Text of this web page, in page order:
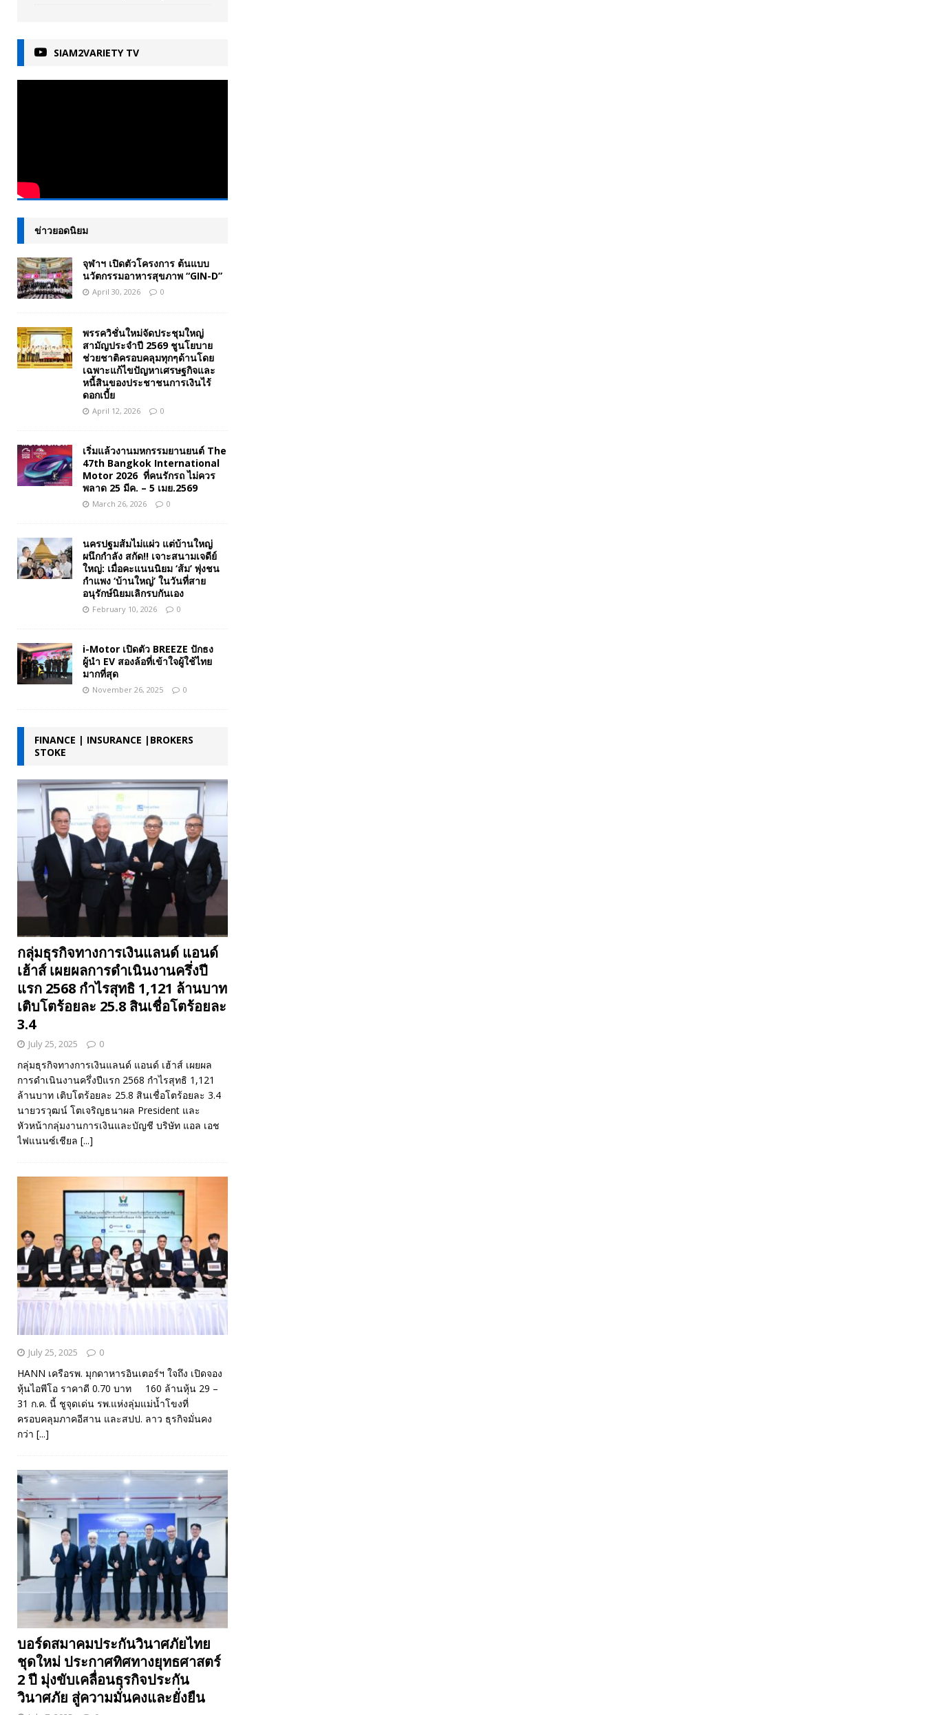
SIAM2VARIETY TV
ข่าวยอดนิยม
จุฬาฯ เปิดตัวโครงการ ต้นแบบ
นวัตกรรมอาหารสุขภาพ “GIN-D”
April 30, 2026 0
พรรควิชั่นใหม่จัดประชุมใหญ่
สามัญประจำปี 2569 ชูนโยบาย
ช่วยชาติครอบคลุมทุกๆด้านโดย
เฉพาะแก้ไขปัญหาเศรษฐกิจและ
หนี้สินของประชาชนการเงินไร้
ดอกเบี้ย
April 12, 2026 0
เริ่มแล้วงานมหกรรมยานยนต์ The
47th Bangkok International
Motor 2026 ที่คนรักรถ ไม่ควร
พลาด 25 มีค. – 5 เมย.2569
March 26, 2026 0
นครปฐมส้มไม่แผ่ว แต่บ้านใหญ่
ผนึกกำลัง สกัด!! เจาะสนามเจดีย์
ใหญ่: เมื่อคะแนนนิยม ‘ส้ม’ พุ่งชน
กำแพง ‘บ้านใหญ่’ ในวันที่สาย
อนุรักษ์นิยมเลิกรบกันเอง
February 10, 2026 0
i-Motor เปิดตัว BREEZE ปักธง
ผู้นำ EV สองล้อที่เข้าใจผู้ใช้ไทย
มากที่สุด
November 26, 2025 0
FINANCE | INSURANCE |BROKERS
STOKE
กลุ่มธุรกิจทางการเงินแลนด์ แอนด์
เฮ้าส์ เผยผลการดำเนินงานครึ่งปี
แรก 2568 กำไรสุทธิ 1,121 ล้านบาท
เติบโตร้อยละ 25.8 สินเชื่อโตร้อยละ
3.4
July 25, 2025 0
กลุ่มธุรกิจทางการเงินแลนด์ แอนด์ เฮ้าส์ เผยผล
การดำเนินงานครึ่งปีแรก 2568 กำไรสุทธิ 1,121
ล้านบาท เติบโตร้อยละ 25.8 สินเชื่อโตร้อยละ 3.4
นายวรวุฒน์ โตเจริญธนาผล President และ
หัวหน้ากลุ่มงานการเงินและบัญชี บริษัท แอล เอช
ไฟแนนซ์เชียล [...]
July 25, 2025 0
HANN เครือรพ. มุกดาหารอินเตอร์ฯ ใจถึง เปิดจอง
หุ้นไอพีโอ ราคาดี 0.70 บาท 160 ล้านหุ้น 29 –
31 ก.ค. นี้ ชูจุดเด่น รพ.แห่งลุ่มแม่น้ำโขงที่
ครอบคลุมภาคอีสาน และสปป. ลาว ธุรกิจมั่นคง
กว่า [...]
บอร์ดสมาคมประกันวินาศภัยไทย
ชุดใหม่ ประกาศทิศทางยุทธศาสตร์
2 ปี มุ่งขับเคลื่อนธุรกิจประกัน
วินาศภัย สู่ความมั่นคงและยั่งยืน